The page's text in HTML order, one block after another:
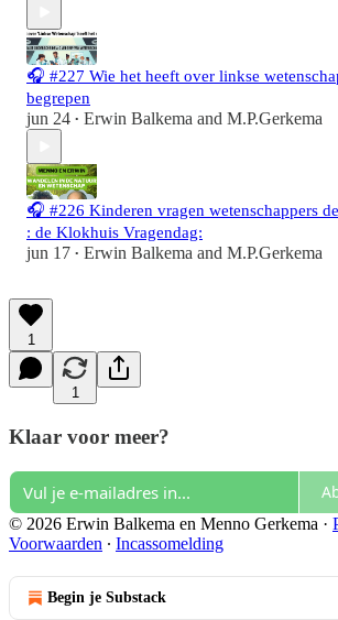
🎧 #227 Wie het heeft over linkse
begrepen
jun 24 • Erwin Balkema and M.P.Gerkema
🎧 #226 Kinderen vragen wetenschappers
: de Klokhuis Vragendag:
jun 17 • Erwin Balkema and M.P.Gerkema
1
1
Klaar voor meer?
© 2026 Erwin Balkema en Menno Gerkema ·
Voorwaarden ∙ Incassomelding
Begin je Substack